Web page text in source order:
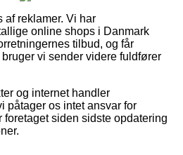
af reklamer. Vi har
online shops i Danmark
tilbud, og får
vi sender videre fuldfører
og internet handler
påtager os intet ansvar for
siden sidste opdatering